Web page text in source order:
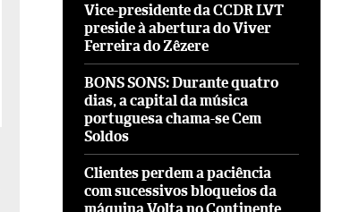
Vice-presidente da CCDR LVT
preside à abertura do Viver
Ferreira do Zêzere
BONS SONS: Durante quatro
dias, a capital da música
portuguesa chama-se Cem
Soldos
Clientes perdem a paciência
com sucessivos bloqueios da